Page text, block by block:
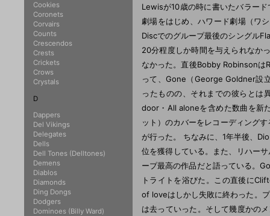
Lewisが10歳の時に書いたバラー
劇場をはじめ、ハワード劇場（ワ
Discでのグループ最後のシングル
20分程度しか時間を与えられなか
なかった。直後Bobby Robinsonは
って、Gone（George Goldner設
ったものの、それまでの彼らと
door・All aloneを含めた数曲を新
ット）のカバーをレコーディング
が行った。 ちなみに、1年半後、
位を獲得している。また、リハー
ープ最高の作品だと語っている。
トライトを浴びた。この直後に
of loveはしかし失敗に終わった。
は去っていった。そして幾度かの
Cookies
Coronets
Corvairs
Counts
Crescendos
Crests
Crickets
Crows
Crystals
D
Dappers
Del Vikings
Delegates
Dells
Dell Tones (Delltones)
Demens
Diablos
Diamonds
Ding Dongs
Dodgers
Dominoes (Billy Ward)